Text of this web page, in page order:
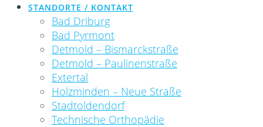
STANDORTE / KONTAKT
Bad Driburg
Bad Pyrmont
Detmold – Bismarckstraße
Detmold – Paulinenstraße
Extertal
Holzminden – Neue Straße
Stadtoldendorf
Technische Orthopädie